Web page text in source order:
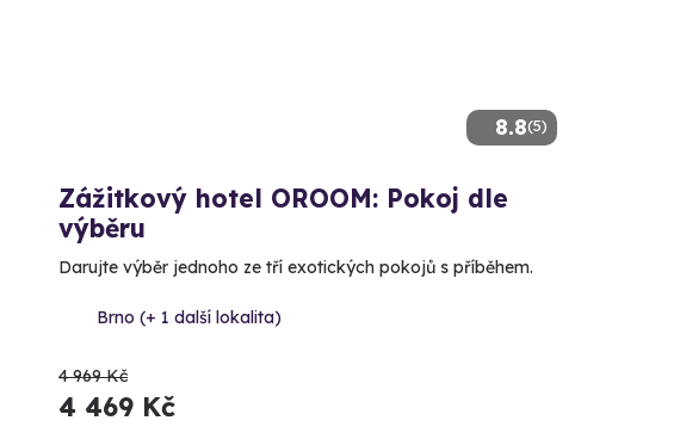
8.8(5)
Zážitkový hotel OROOM: Pokoj dle
výběru
Darujte výběr jednoho ze tří exotických pokojů s příběhem.
Brno (+ 1 další lokalita)
4 969 Kč
4 469 Kč